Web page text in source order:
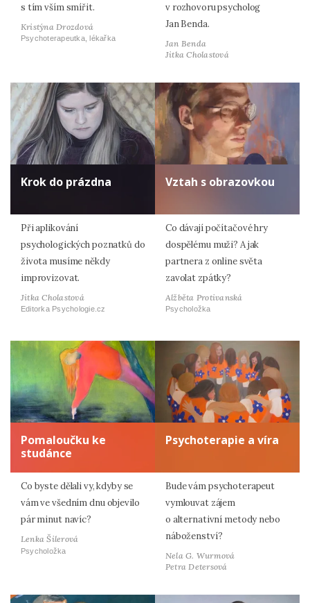
s tím vším smířit.
Kristýna Drozdová
Psychoterapeutka, lékařka
v rozhovoru psycholog
Jan Benda.
Jan Benda
Jitka Cholastová
Krok do prázdna
Při aplikování
psychologických poznatků do
života musíme někdy
improvizovat.
Jitka Cholastová
Editorka Psychologie.cz
Vztah s obrazovkou
Co dávají počítačové hry
dospělému muži? A jak
partnera z online světa
zavolat zpátky?
Alžběta Protivanská
Psycholožka
Pomaloučku ke
studánce
Co byste dělali vy, kdyby se
vám ve všedním dnu objevilo
pár minut navíc?
Lenka Šilerová
Psycholožka
Psychoterapie a víra
Bude vám psychoterapeut
vymlouvat zájem
o alternativní metody nebo
náboženství?
Nela G. Wurmová
Petra Detersová